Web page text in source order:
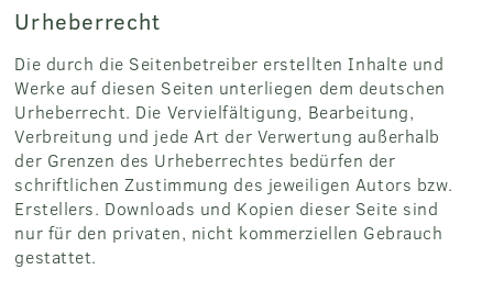
Urheberrecht
Die durch die Seitenbetreiber erstellten Inhalte und
Werke auf diesen Seiten unterliegen dem deutschen
Urheberrecht. Die Vervielfältigung, Bearbeitung,
Verbreitung und jede Art der Verwertung außerhalb
der Grenzen des Urheberrechtes bedürfen der
schriftlichen Zustimmung des jeweiligen Autors bzw.
Erstellers. Downloads und Kopien dieser Seite sind
nur für den privaten, nicht kommerziellen Gebrauch
gestattet.